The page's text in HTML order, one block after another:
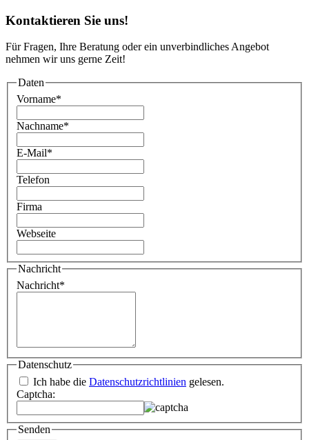
Kontaktieren Sie uns!
Für Fragen, Ihre Beratung oder ein unverbindliches Angebot
nehmen wir uns gerne Zeit!
Daten
Vorname*
Nachname*
E-Mail*
Telefon
Firma
Webseite
Nachricht
Nachricht*
Datenschutz
Ich habe die Datenschutzrichtlinien gelesen.
Captcha:
Senden